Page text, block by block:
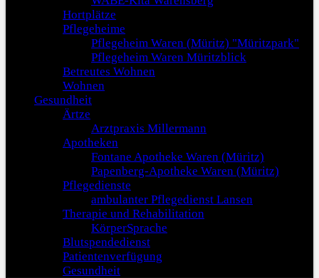
Hortplätze
Pflegeheime
Pflegeheim Waren (Müritz) "Müritzpark"
Pflegeheim Waren Müritzblick
Betreutes Wohnen
Wohnen
Gesundheit
Ärtze
Arztpraxis Millermann
Apotheken
Fontane Apotheke Waren (Müritz)
Papenberg-Apotheke Waren (Müritz)
Pflegedienste
ambulanter Pflegedienst Lansen
Therapie und Rehabilitation
KörperSprache
Blutspendedienst
Patientenverfügung
Gesundheit